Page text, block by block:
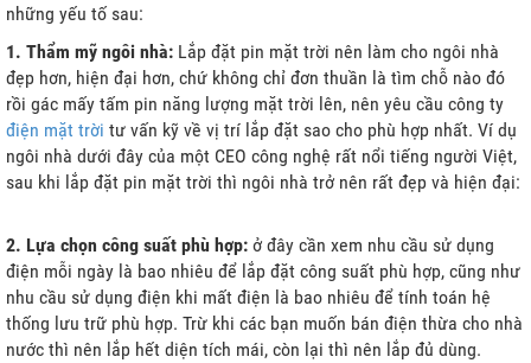
những yếu tố sau:
1. Thẩm mỹ ngôi nhà: Lắp đặt pin mặt trời nên làm cho ngôi nhà
đẹp hơn, hiện đại hơn, chứ không chỉ đơn thuần là tìm chỗ nào đó
rồi gác mấy tấm pin năng lượng mặt trời lên, nên yêu cầu công ty
điện mặt trời tư vấn kỹ về vị trí lắp đặt sao cho phù hợp nhất. Ví dụ
ngôi nhà dưới đây của một CEO công nghệ rất nổi tiếng người Việt,
sau khi lắp đặt pin mặt trời thì ngôi nhà trở nên rất đẹp và hiện đại:
2. Lựa chọn công suất phù hợp: ở đây cần xem nhu cầu sử dụng
điện mỗi ngày là bao nhiêu để lắp đặt công suất phù hợp, cũng như
nhu cầu sử dụng điện khi mất điện là bao nhiêu để tính toán hệ
thống lưu trữ phù hợp. Trừ khi các bạn muốn bán điện thừa cho nhà
nước thì nên lắp hết diện tích mái, còn lại thì nên lắp đủ dùng.